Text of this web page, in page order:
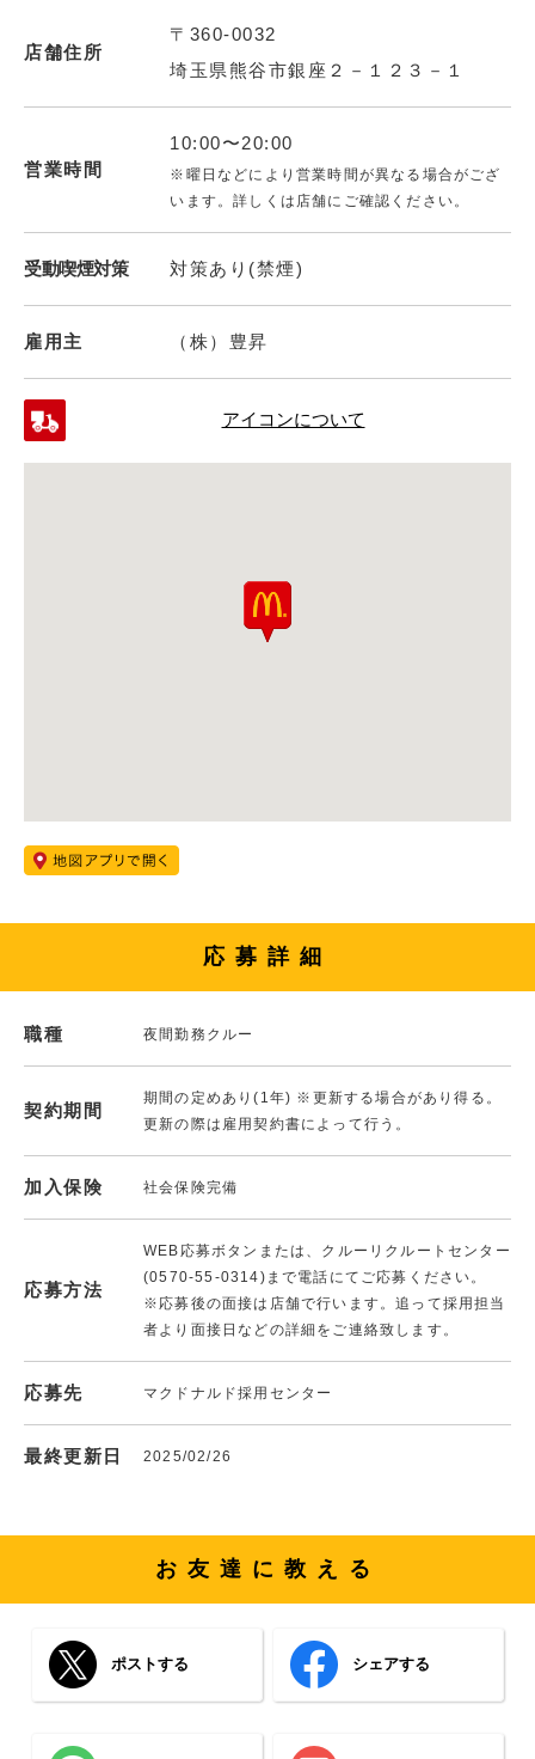
店舗住所
〒360-0032
埼玉県熊谷市銀座２－１２３－１
営業時間
10:00〜20:00
※曜日などにより営業時間が異なる場合がござ
います。詳しくは店舗にご確認ください。
受動喫煙対策 対策あり(禁煙)
雇用主 （株）豊昇
アイコンについて
応募詳細
職種 夜間勤務クルー
契約期間
期間の定めあり(1年) ※更新する場合があり得る。
更新の際は雇用契約書によって行う。
加入保険 社会保険完備
応募方法
WEB応募ボタンまたは、クルーリクルートセンター
(0570-55-0314)まで電話にてご応募ください。
※応募後の面接は店舗で行います。追って採用担当
者より面接日などの詳細をご連絡致します。
応募先 マクドナルド採用センター
最終更新日 2025/02/26
お友達に教える
ポストする シェアする